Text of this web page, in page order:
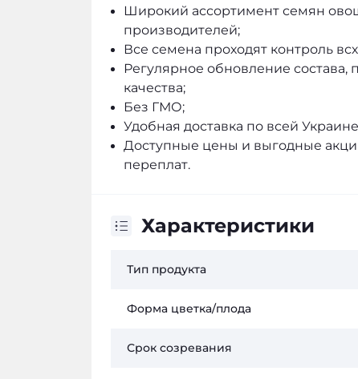
Широкий ассортимент семян
производителей;
Все семена проходят контроль
Регулярное обновление состава,
качества;
Без ГМО;
Удобная доставка по всей
Доступные цены и выгодные
переплат.
Характеристики
Тип продукта
Форма цветка/плода
Срок созревания